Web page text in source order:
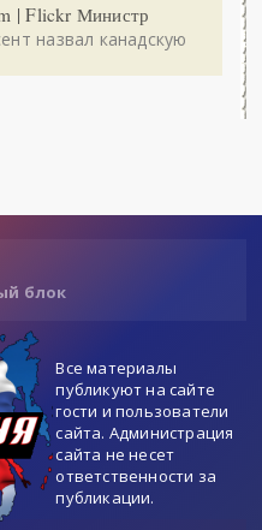
| Flickr Министр
назвал канадскую
блок
Все материалы
публикуют на сайте
гости и пользователи
сайта. Администрация
сайта не несет
ответственности за
публикации.